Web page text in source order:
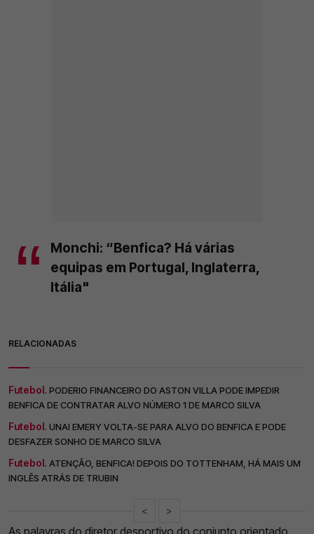
Monchi: “Benfica? Há várias
equipas em Portugal, Inglaterra,
Itália"
RELACIONADAS
Futebol. PODERIO FINANCEIRO DO ASTON VILLA PODE IMPEDIR
BENFICA DE CONTRATAR ALVO NÚMERO 1 DE MARCO SILVA
Futebol. UNAI EMERY VOLTA-SE PARA ALVO DO BENFICA E PODE
DESFAZER SONHO DE MARCO SILVA
Futebol. ATENÇÃO, BENFICA! DEPOIS DO TOTTENHAM, HÁ MAIS UM
INGLÊS ATRÁS DE TRUBIN
< >